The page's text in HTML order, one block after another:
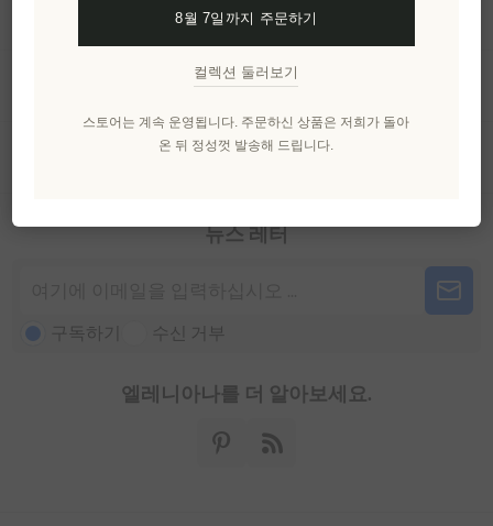
정보
내 계정
고객 서비스
뉴스 레터
구독하기 수신 거부
엘레니아나를 더 알아보세요.
8월 7일까지 주문하기
컬렉션 둘러보기
스토어는 계속 운영됩니다. 주문하신 상품은 저희가 돌아
온 뒤 정성껏 발송해 드립니다.